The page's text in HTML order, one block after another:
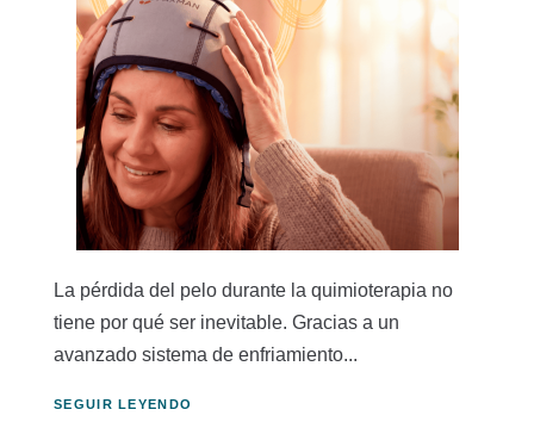
La pérdida del pelo durante la quimioterapia no
tiene por qué ser inevitable. Gracias a un
avanzado sistema de enfriamiento...
SEGUIR LEYENDO